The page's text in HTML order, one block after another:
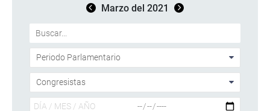
Marzo del 2021